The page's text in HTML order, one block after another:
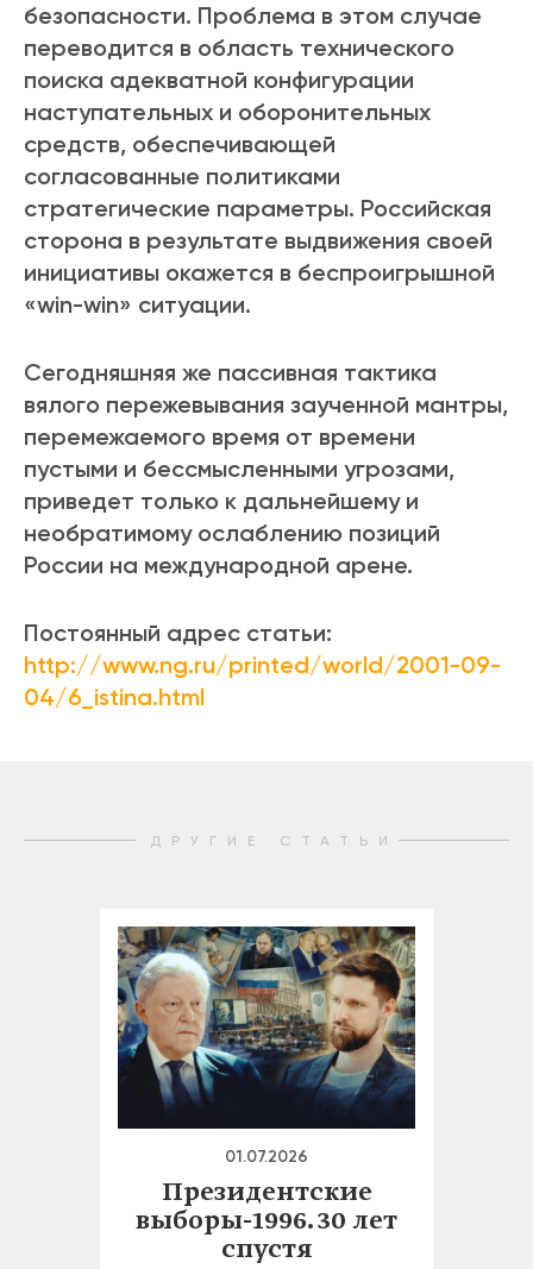
безопасности. Проблема в этом случае
переводится в область технического
поиска адекватной конфигурации
наступательных и оборонительных
средств, обеспечивающей
согласованные политиками
стратегические параметры. Российская
сторона в результате выдвижения своей
инициативы окажется в беспроигрышной
«win-win» ситуации.
Сегодняшняя же пассивная тактика
вялого пережевывания заученной мантры,
перемежаемого время от времени
пустыми и бессмысленными угрозами,
приведет только к дальнейшему и
необратимому ослаблению позиций
России на международной арене.
Постоянный адрес статьи:
http://www.ng.ru/printed/world/2001-09-
04/6_istina.html
ДРУГИЕ СТАТЬИ
01.07.2026
Президентские
выборы-1996. 30 лет
спустя